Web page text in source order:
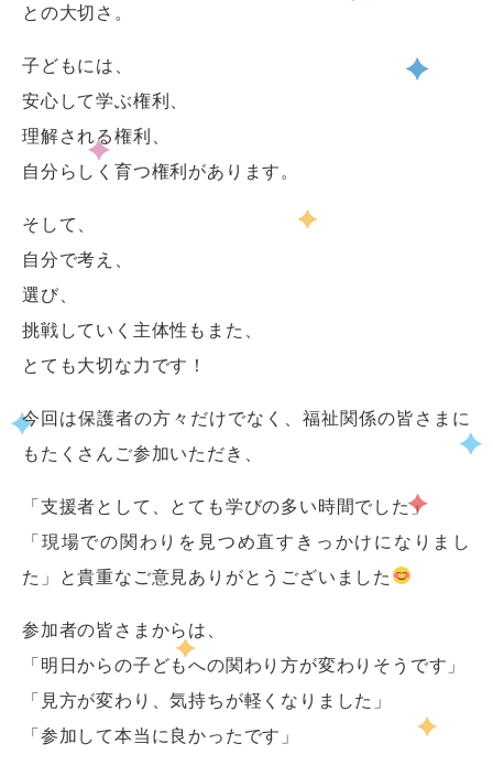
との大切さ。
子どもには、
安心して学ぶ権利、
理解される権利、
自分らしく育つ権利があります。
そして、
自分で考え、
選び、
挑戦していく主体性もまた、
とても大切な力です！
今回は保護者の方々だけでなく、福祉関係の皆さまに
もたくさんご参加いただき、
「支援者として、とても学びの多い時間でした」
「現場での関わりを見つめ直すきっかけになりまし
た」と貴重なご意見ありがとうございました
参加者の皆さまからは、
「明日からの子どもへの関わり方が変わりそうです」
「見方が変わり、気持ちが軽くなりました」
「参加して本当に良かったです」